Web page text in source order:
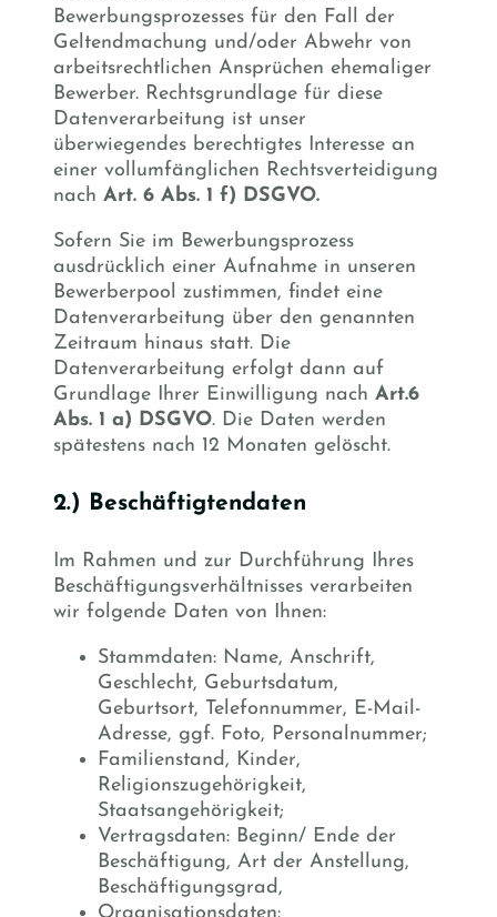
Bewerbungsprozesses für den Fall der
Geltendmachung und/oder Abwehr von
arbeitsrechtlichen Ansprüchen ehemaliger
Bewerber. Rechtsgrundlage für diese
Datenverarbeitung ist unser
überwiegendes berechtigtes Interesse an
einer vollumfänglichen Rechtsverteidigung
nach Art. 6 Abs. 1 f) DSGVO.
Sofern Sie im Bewerbungsprozess
ausdrücklich einer Aufnahme in unseren
Bewerberpool zustimmen, findet eine
Datenverarbeitung über den genannten
Zeitraum hinaus statt. Die
Datenverarbeitung erfolgt dann auf
Grundlage Ihrer Einwilligung nach Art.6
Abs. 1 a) DSGVO. Die Daten werden
spätestens nach 12 Monaten gelöscht.
2.) Beschäftigtendaten
Im Rahmen und zur Durchführung Ihres
Beschäftigungsverhältnisses verarbeiten
wir folgende Daten von Ihnen:
Stammdaten: Name, Anschrift,
Geschlecht, Geburtsdatum,
Geburtsort, Telefonnummer, E-Mail-
Adresse, ggf. Foto, Personalnummer;
Familienstand, Kinder,
Religionszugehörigkeit,
Staatsangehörigkeit;
Vertragsdaten: Beginn/ Ende der
Beschäftigung, Art der Anstellung,
Beschäftigungsgrad,